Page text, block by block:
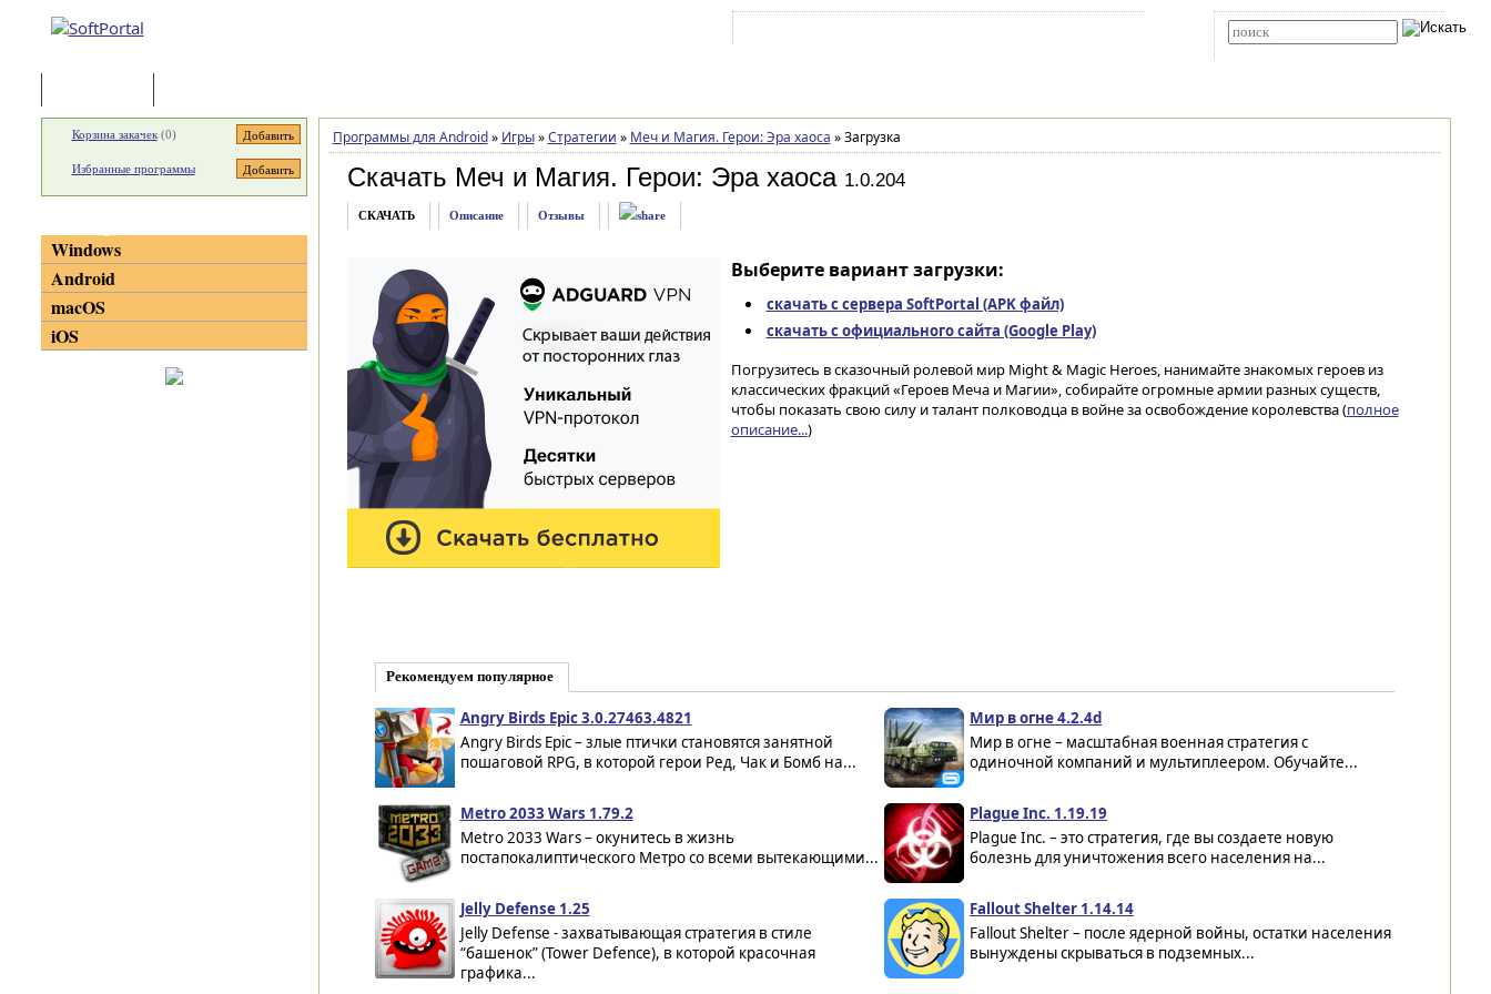
Программы для Android » Игры » Стратегии » Меч и Магия. Герои: Эра хаоса »Загрузка
Скачать Меч и Магия. Герои: Эра хаоса 1.0.204
СКАЧАТЬ Описание Отзывы
Выберите вариант загрузки:
скачать с сервера SoftPortal (APK файл)
скачать с официального сайта (Google Play)
Погрузитесь в сказочный ролевой мир Might & Magic Heroes, нанимайте знакомых героев из
классических фракций «Героев Меча и Магии», собирайте огромные армии разных существ,
чтобы показать свою силу и талант полководца в войне за освобождение королевства (полное
описание...)
Рекомендуем популярное
Angry Birds Epic 3.0.27463.4821
Angry Birds Epic – злые птички становятся занятной
пошаговой RPG, в которой герои Ред, Чак и Бомб на...
Мир в огне 4.2.4d
Мир в огне – масштабная военная стратегия с
одиночной компаний и мультиплеером. Обучайте...
Metro 2033 Wars 1.79.2
Metro 2033 Wars – окунитесь в жизнь
постапокалиптического Метро со всеми вытекающими...
Plague Inc. 1.19.19
Plague Inc. – это стратегия, где вы создаете новую
болезнь для уничтожения всего населения на...
Jelly Defense 1.25
Jelly Defense - захватывающая стратегия в стиле
“башенок” (Tower Defence), в которой красочная
графика...
Fallout Shelter 1.14.14
Fallout Shelter – после ядерной войны, остатки населения
вынуждены скрываться в подземных...
Корзина закачек(0)
Избранные программы
Windows
Android
macOS
iOS